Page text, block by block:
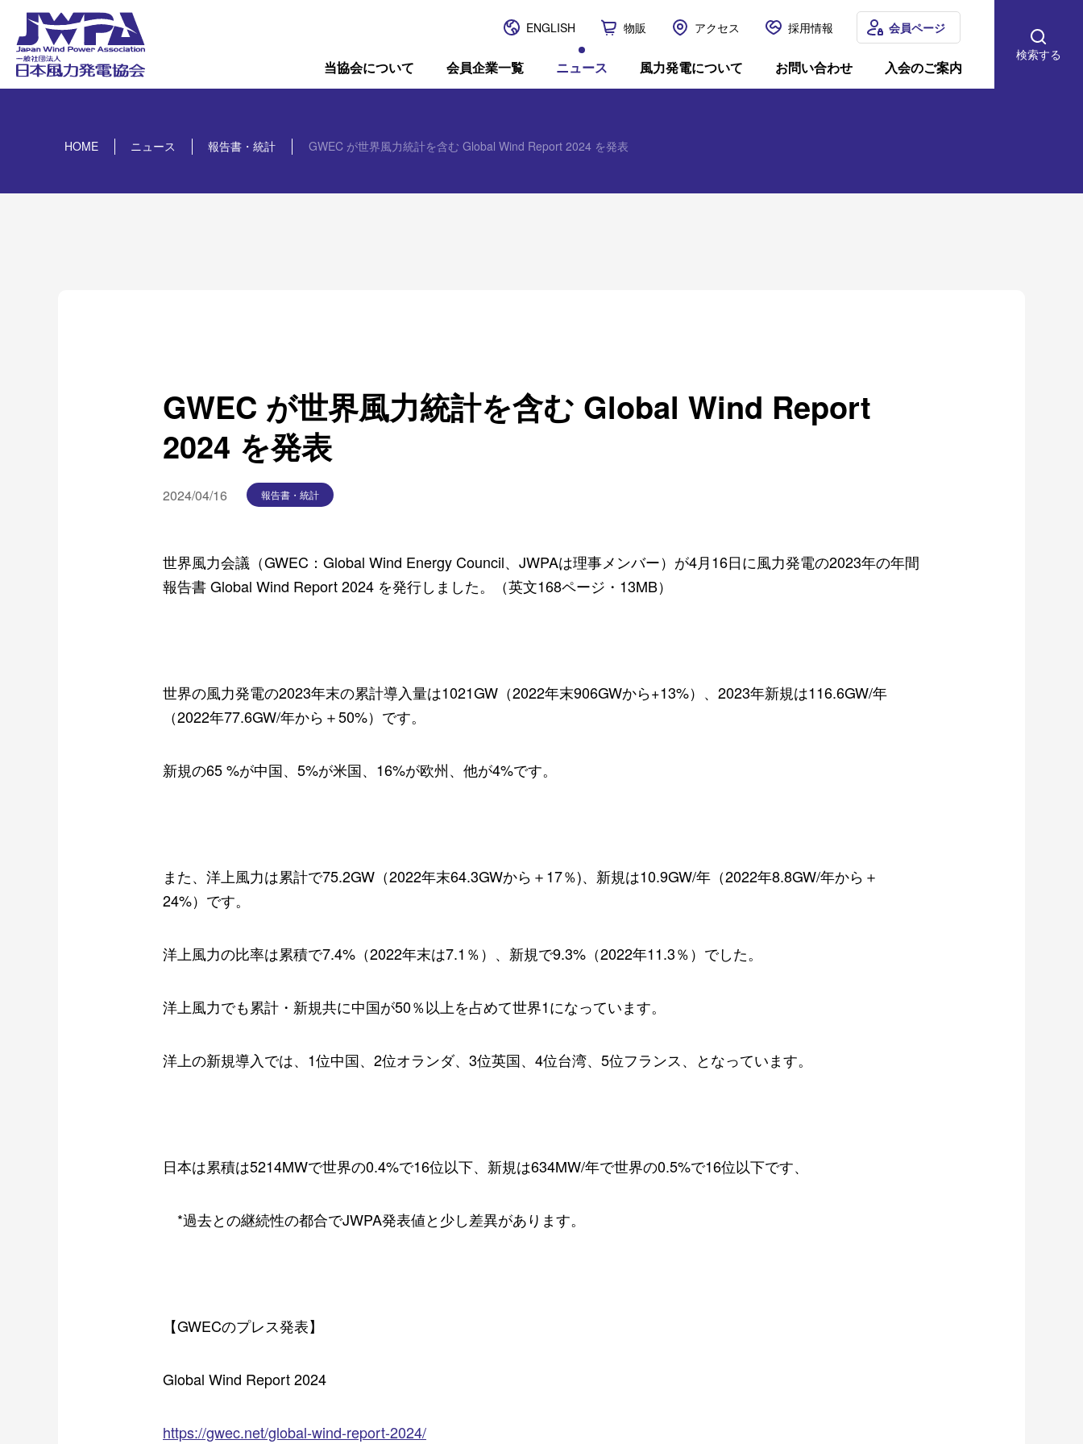
ENGLISH 物販 アクセス 採用情報
当協会について 会員企業一覧 ニュース 風力発電について お問い合わせ 入会のご案内
会員ページ
検索する
HOME ニュース 報告書・統計 GWEC が世界風力統計を含む Global Wind Report 2024 を発表
GWEC が世界風力統計を含む Global Wind Report
2024 を発表
2024/04/16 報告書・統計
世界風力会議（GWEC ： Global Wind Energy Council、 JWPAは理事メンバー）が4月16日に風力発電の2023年の年間
報告書Global Wind Report 2024 を発行しました。（英文168ページ・ 13MB）
世界の風力発電の2023年末の累計導入量は1021GW （2022年末906GWから+13%）、 2023年新規は116.6GW/年
（2022年77.6GW/年から＋50%）です。
新規の65 %が中国、 5%が米国、 16%が欧州、他が4%です。
また、洋上風力は累計で75.2GW （2022年末64.3GWから＋17％)、新規は10.9GW/年（2022年8.8GW/年から＋
24%）です。
洋上風力の比率は累積で7.4% （2022年末は7.1 ％）、新規で9.3% （2022年11.3％）でした。
洋上風力でも累計・新規共に中国が50％以上を占めて世界1になっています。
洋上の新規導入では、 1位中国、 2位オランダ、 3位英国、 4位台湾、 5位フランス、となっています。
日本は累積は5214MWで世界の0.4%で16位以下、新規は634MW/年で世界の0.5%で16位以下です、
*過去との継続性の都合でJWPA発表値と少し差異があります。
【GWECのプレス発表】
Global Wind Report 2024
https://gwec.net/global-wind-report-2024/